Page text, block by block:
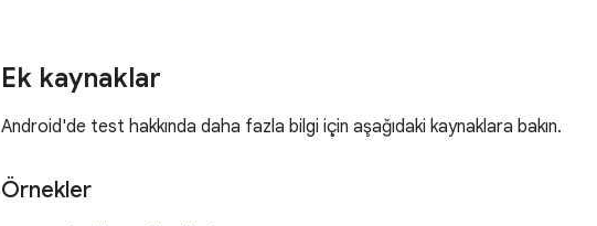
Ek kaynaklar
Android'de test hakkında daha fazla bilgi için aşağıdaki kaynaklara bakın.
Örnekler